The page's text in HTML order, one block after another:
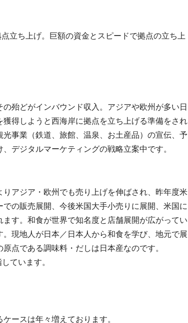
立ち上げ。巨額の資金とスピードで拠点の立ち上
殆どがインバウンド収入。アジアや欧州が多い日
得しようと西海岸に拠点を立ち上げる準備をされ
事業（鉄道、旅館、温泉、お土産品）の宣伝、予
デジタルマーケティングの戦略立案中です。
アジア・欧州でも売り上げを伸ばされ、昨年度米
の販売展開、今後米国大手小売りに展開、米国に
す。和食が世界で知名度と店舗展開が広がってい
現地人が日本／日本人から和食を学び、地元で展
点である調味料・だしは日本産なのです。
ています。
ースは年々増えております。